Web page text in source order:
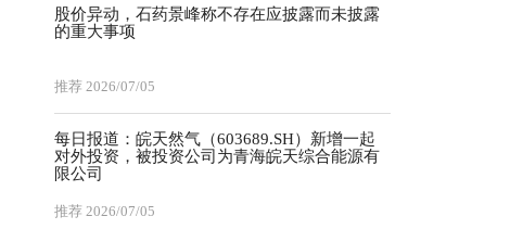
股价异动，石药景峰称不存在应披露而未披露
的重大事项
推荐 2026/07/05
每日报道：皖天然气（603689.SH）新增一起
对外投资，被投资公司为青海皖天综合能源有
限公司
推荐 2026/07/05